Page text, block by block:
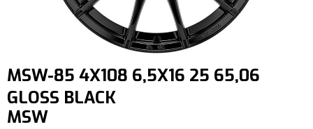
MSW-85 4X108 6,5X16 25 65,06
GLOSS BLACK
MSW